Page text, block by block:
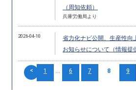
（周知依頼）
兵庫労働局より
2026-04-10
省力化ナビ公開、生産性向
お知らせについて（情報提
< 1 ... 6 7 8 9